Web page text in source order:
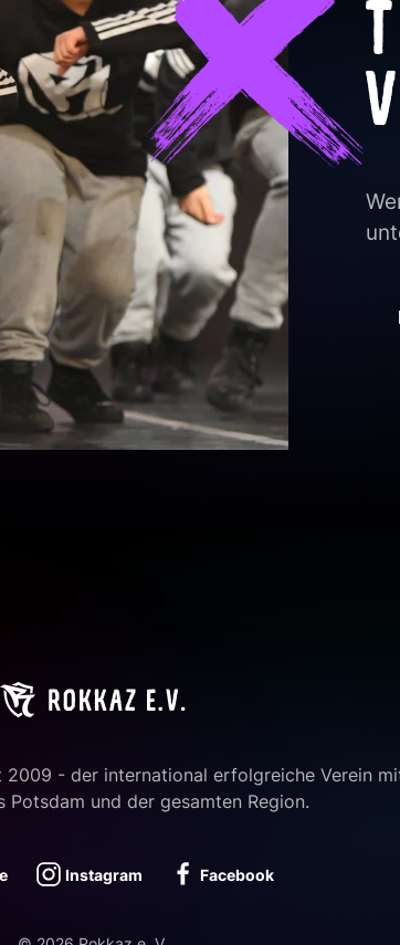
- der international erfolgreiche Verein
Potsdam und der gesamten Region.
Instagram Facebook